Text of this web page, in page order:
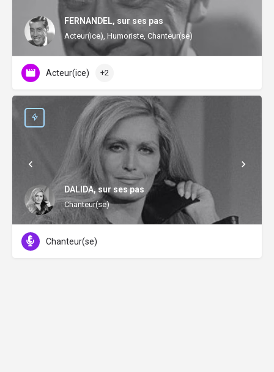
FERNANDEL, sur ses pas
Acteur(ice), Humoriste, Chanteur(se)
Acteur(ice) +2
DALIDA, sur ses pas
Chanteur(se)
Chanteur(se)